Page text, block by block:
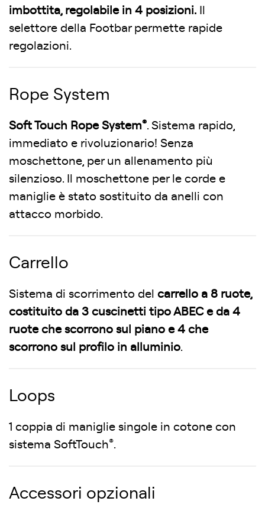
imbottita, regolabile in 4 posizioni.
selettore della Footbar permette rapide
regolazioni.
Rope System
Soft Touch Rope System®. Sistema rapido,
immediato e rivoluzionario! Senza
moschettone, per un allenamento più
silenzioso. Il moschettone per le corde e
maniglie è stato sostituito da anelli con
attacco morbido.
Carrello
Sistema di scorrimento del carrello a 8 ruote,
costituito da 3 cuscinetti tipo ABEC e da 4
ruote che scorrono sul piano e 4 che
scorrono sul profilo in alluminio.
Loops
1 coppia di maniglie singole in cotone con
sistema SoftTouch®.
Accessori opzionali